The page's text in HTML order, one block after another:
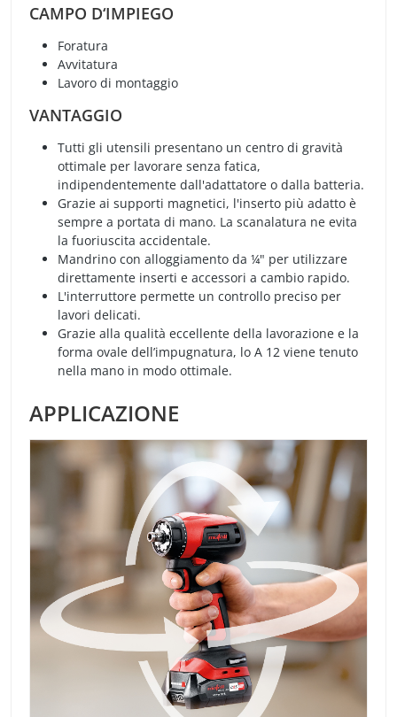
CAMPO D‘IMPIEGO
Foratura
Avvitatura
Lavoro di montaggio
VANTAGGIO
Tutti gli utensili presentano un centro di gravità
ottimale per lavorare senza fatica,
indipendentemente dall'adattatore o dalla batteria.
Grazie ai supporti magnetici, l'inserto più adatto è
sempre a portata di mano. La scanalatura ne evita
la fuoriuscita accidentale.
Mandrino con alloggiamento da ¼" per utilizzare
direttamente inserti e accessori a cambio rapido.
L'interruttore permette un controllo preciso per
lavori delicati.
Grazie alla qualità eccellente della lavorazione e la
forma ovale dell’impugnatura, lo A 12 viene tenuto
nella mano in modo ottimale.
APPLICAZIONE